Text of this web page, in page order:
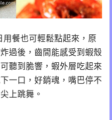
用餐也可輕鬆點起來，原
過後，齒間能感受到蝦殼
聽到脆響，蝦外層吃起來
一口，好銷魂，嘴巴停不
上跳舞。